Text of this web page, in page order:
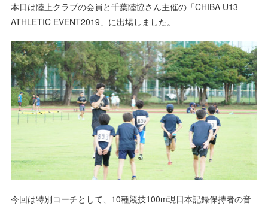
本日は陸上クラブの会員と千葉陸協さん主催の「CHIBA U13
ATHLETIC EVENT2019」に出場しました。
今回は特別コーチとして、10種競技100m現日本記録保持者の音